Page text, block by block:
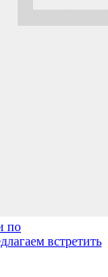
по
встретить